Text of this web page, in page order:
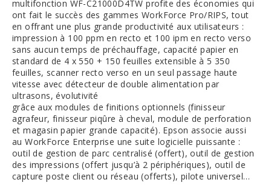
multifonction WF-C21000D4TW profite des économies qui
ont fait le succès des gammes WorkForce Pro/RIPS, tout
en offrant une plus grande productivité aux utilisateurs :
impression à 100 ppm en recto et 100 ipm en recto verso
sans aucun temps de préchauffage, capacité papier en
standard de 4 x 550 + 150 feuilles extensible à 5 350
feuilles, scanner recto verso en un seul passage haute
vitesse avec détecteur de double alimentation par
ultrasons, évolutivité
grâce aux modules de finitions optionnels (finisseur
agrafeur, finisseur piqûre à cheval, module de perforation
et magasin papier grande capacité). Epson associe aussi
au WorkForce Enterprise une suite logicielle puissante :
outil de gestion de parc centralisé (offert), outil de gestion
des impressions (offert jusqu’à 2 périphériques), outil de
capture poste client ou réseau (offerts), pilote universel…